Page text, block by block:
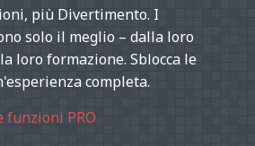
più Divertimento. I
solo il meglio – dalla loro
loro formazione. Sblocca le
completa.
funzioni PRO